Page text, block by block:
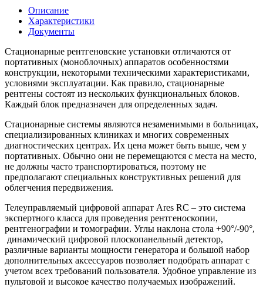
Описание
Характеристики
Документы
Стационарные рентгеновские установки отличаются от
портативных (моноблочных) аппаратов особенностями
конструкции, некоторыми техническими характеристиками,
условиями эксплуатации. Как правило, стационарные
рентгены состоят из нескольких функциональных блоков.
Каждый блок предназначен для определенных задач.
Стационарные системы являются незаменимыми в больницах,
специализированных клиниках и многих современных
диагностических центрах. Их цена может быть выше, чем у
портативных. Обычно они не перемещаются с места на место,
не должны часто транспортироваться, поэтому не
предполагают специальных конструктивных решений для
облегчения передвижения.
Телеуправляемый цифровой аппарат Ares RC – это система
экспертного класса для проведения рентгеноскопии,
рентгенографии и томографии. Углы наклона стола +90°/-90°,
динамический цифровой плоскопанельный детектор,
различные варианты мощности генератора и большой набор
дополнительных аксессуаров позволяет подобрать аппарат с
учетом всех требований пользователя. Удобное управление из
пультовой и высокое качество получаемых изображений.